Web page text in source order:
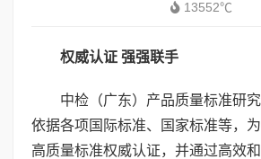
13552℃
权威认证 强强联手
中检（广东）产品质量标准研
依据各项国际标准、国家标准等，
高质量标准权威认证，并通过高效和